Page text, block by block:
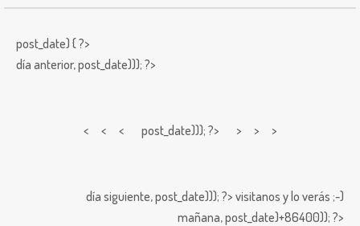
post_date) { ?>
día anterior,post_date))); ?>
< < < post_date))); ?> > > >
día siguiente,post_date))); ?> visitanos y lo verás ;-)
mañana,post_date)+86400)); ?>